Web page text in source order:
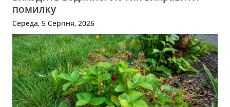
помилку
Середа, 5 Серпня, 2026